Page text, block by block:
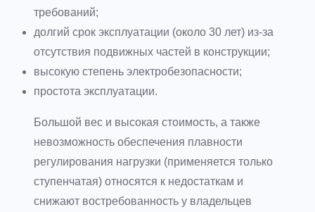
требований;
долгий срок эксплуатации (около 30 лет) из-за
отсутствия подвижных частей в конструкции;
высокую степень электробезопасности;
простота эксплуатации.
Большой вес и высокая стоимость, а также
невозможность обеспечения плавности
регулирования нагрузки (применяется только
ступенчатая) относятся к недостаткам и
снижают востребованность у владельцев